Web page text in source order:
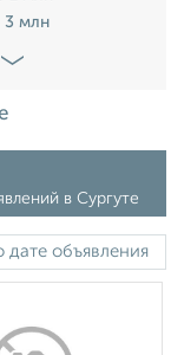
3 млн
в Сургуте